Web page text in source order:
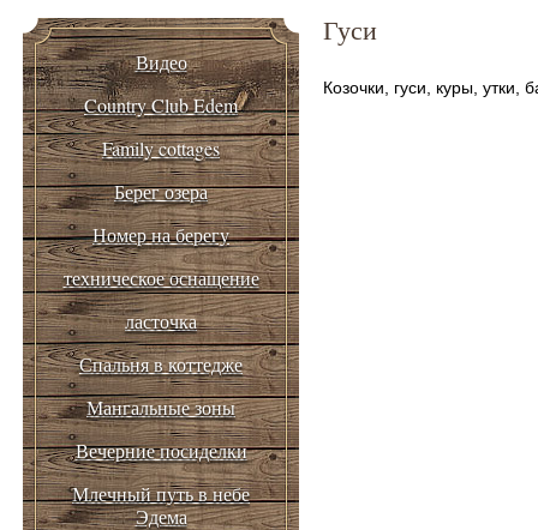
Видео
Country Club Edem
Family cottages
Берег озера
Номер на берегу
техническое оснащение
ласточка
Спальня в коттедже
Мангальные зоны
Вечерние посиделки
Млечный путь в небе
Эдема
Гуси
Козочки, гуси, куры, утки,